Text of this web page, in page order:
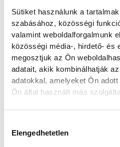
Sütiket használunk a
szabásához, közösségi
valamint weboldalforgalmunk
közösségi média-, hirdető- és
megosztjuk az Ön
adatait, akik kombinálhatják
adatokkal, amelyeket Ön
Ön által használt más
Elengedhetetlen